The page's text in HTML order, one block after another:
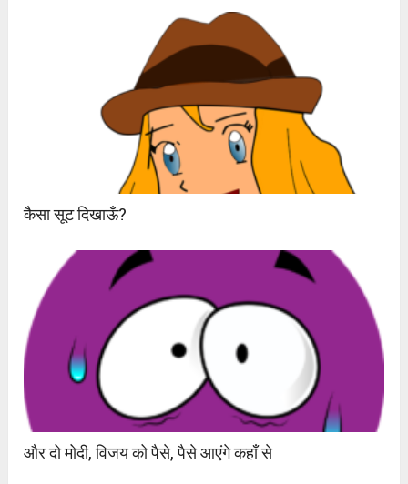
कैसा सूट दिखाऊँ?
और दो मोदी, विजय को पैसे, पैसे आएंगे कहाँ से